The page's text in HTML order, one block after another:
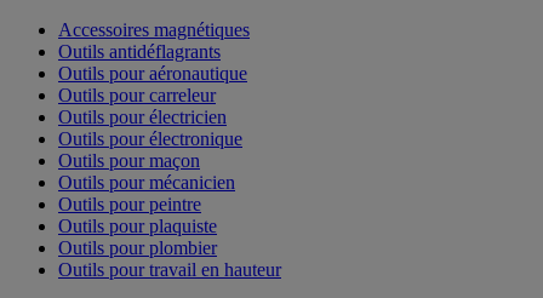
Accessoires magnétiques
Outils antidéflagrants
Outils pour aéronautique
Outils pour carreleur
Outils pour électricien
Outils pour électronique
Outils pour maçon
Outils pour mécanicien
Outils pour peintre
Outils pour plaquiste
Outils pour plombier
Outils pour travail en hauteur